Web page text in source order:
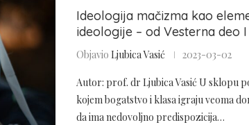
Ideologija mačizma kao
ideologije – od Vesterna deo I
ObjavioLjubica Vasić 2023-03-02
Autor: prof. dr Ljubica Vasić U sklopu
kojem bogatstvo i klasa igraju veoma
da ima nedovoljno predispozicija…